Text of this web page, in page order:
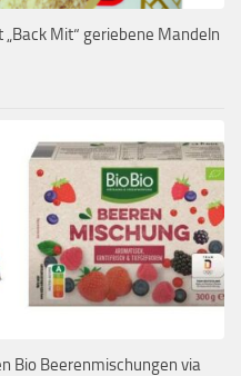
Mit“ geriebene Mandeln
Bio Beerenmischungen via